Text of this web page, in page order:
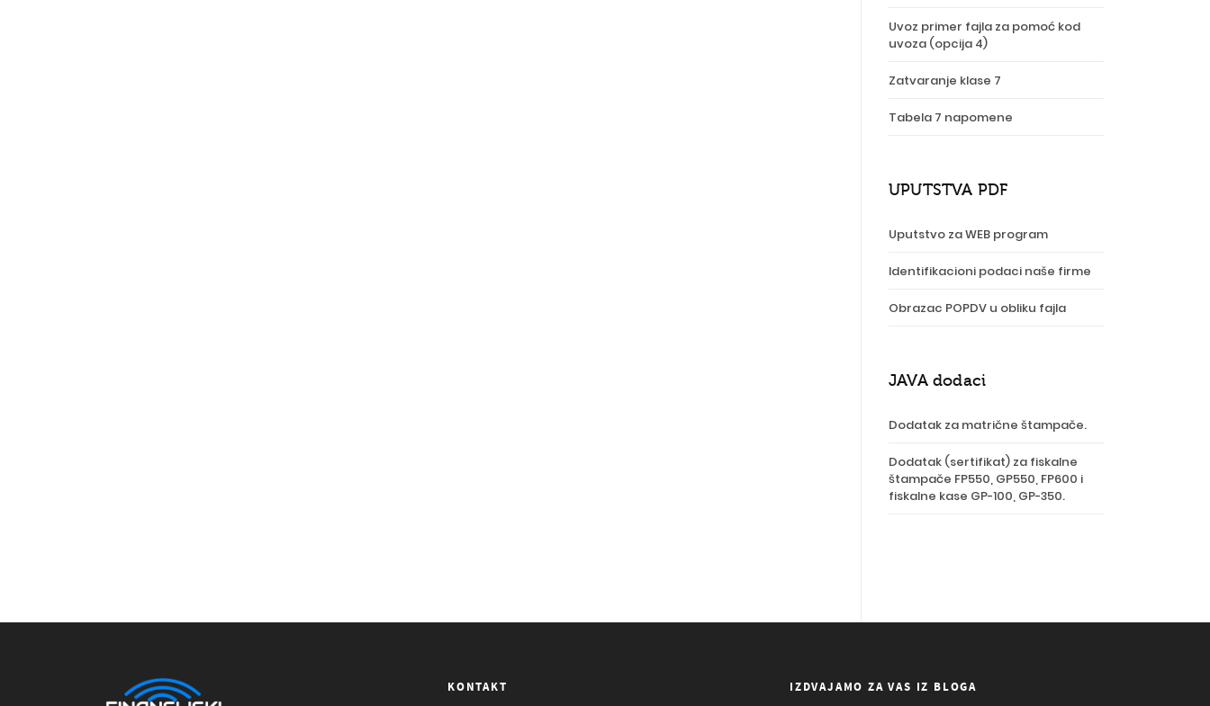
Uvoz primer fajla za pomoć kod
uvoza (opcija 4)
Zatvaranje klase 7
Tabela 7 napomene
UPUTSTVA PDF
Uputstvo za WEB program
Identifikacioni podaci naše firme
Obrazac POPDV u obliku fajla
JAVA dodaci
Dodatak za matrične štampače.
Dodatak (sertifikat) za fiskalne
štampače FP550, GP550, FP600 i
fiskalne kase GP-100, GP-350.
KONTAKT IZDVAJAMO ZA VAS IZ BLOGA